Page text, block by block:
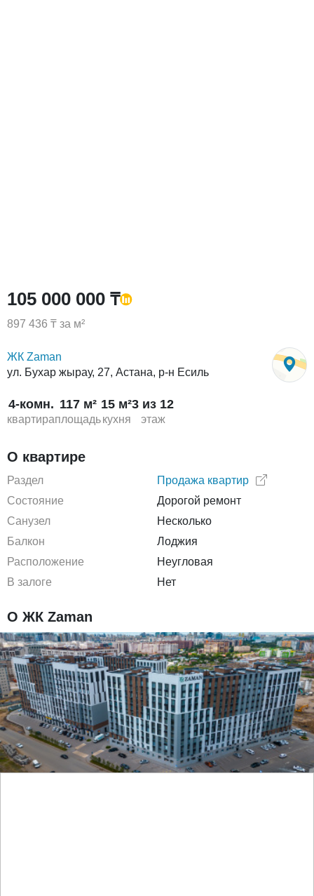
105 000 000 ₸
897 436 ₸ за м²
ЖК Zaman
ул. Бухар жырау, 27, Астана, р-н Есиль
4-комн.
квартира
117 м²
площадь
15 м²
кухня
3 из 12
этаж
О квартире
Раздел
Продажа квартир
Состояние
Дорогой ремонт
Санузел
Несколько
Балкон
Лоджия
Расположение
Неугловая
В залоге
Нет
О ЖК Zaman